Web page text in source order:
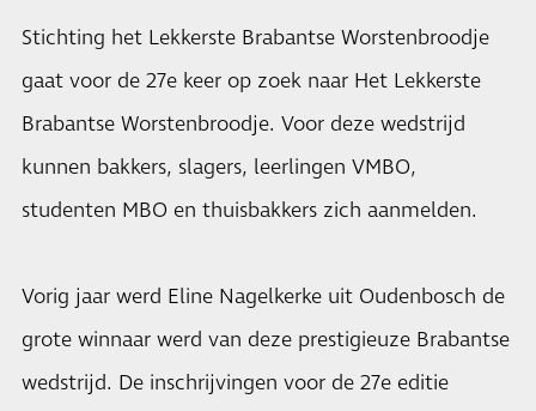
Stichting het Lekkerste Brabantse Worstenbroodje
gaat voor de 27e keer op zoek naar Het Lekkerste
Brabantse Worstenbroodje. Voor deze wedstrijd
kunnen bakkers, slagers, leerlingen VMBO,
studenten MBO en thuisbakkers zich aanmelden.
Vorig jaar werd Eline Nagelkerke uit Oudenbosch de
grote winnaar werd van deze prestigieuze Brabantse
wedstrijd. De inschrijvingen voor de 27e editie